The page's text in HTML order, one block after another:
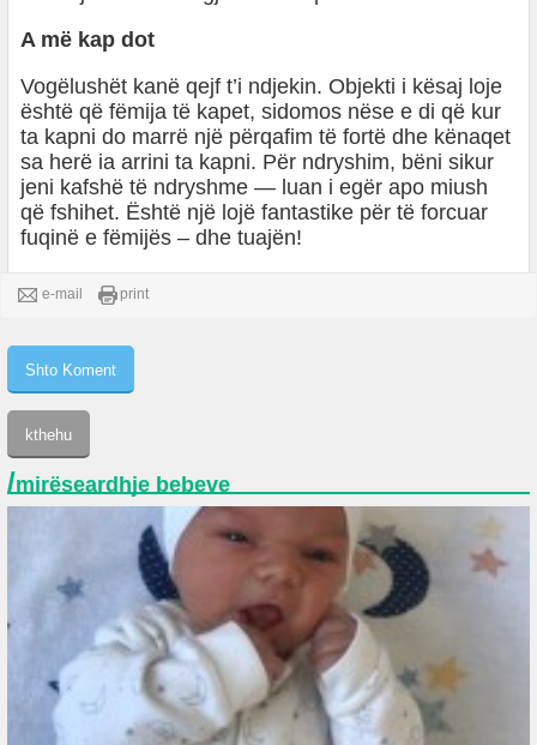
A më kap dot
Vogëlushët kanë qejf t’i ndjekin. Objekti i kësaj loje
është që fëmija të kapet, sidomos nëse e di që kur
ta kapni do marrë një përqafim të fortë dhe kënaqet
sa herë ia arrini ta kapni. Për ndryshim, bëni sikur
jeni kafshë të ndryshme — luan i egër apo miush
që fshihet. Është një lojë fantastike për të forcuar
fuqinë e fëmijës – dhe tuajën!
e-mail print
/mirëseardhje bebeve